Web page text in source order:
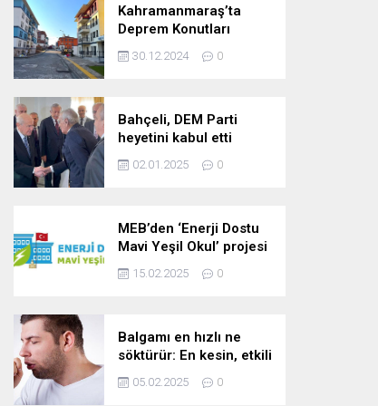
Kahramanmaraş’ta
Deprem Konutları
2025’te Teslim Edilecek
30.12.2024 0
Bahçeli, DEM Parti
heyetini kabul etti
02.01.2025 0
MEB’den ‘Enerji Dostu
Mavi Yeşil Okul’ projesi
15.02.2025 0
Balgamı en hızlı ne
söktürür: En kesin, etkili
ve çabuk balgam
söktürücü kür!
05.02.2025 0